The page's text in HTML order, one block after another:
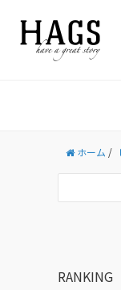
ホーム /
RANKING